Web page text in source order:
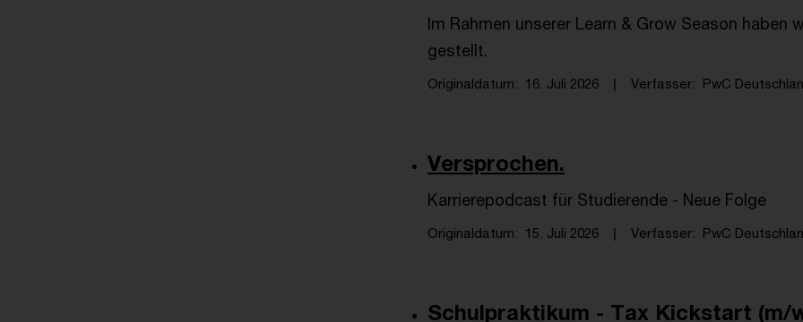
Im Rahmen unserer Learn & Grow Season haben
gestellt.
Originaldatum 16. Juli 2026 Verfasser PwC
Versprochen.
Karrierepodcast für Studierende - Neue Folge
Originaldatum 15. Juli 2026 Verfasser PwC
Schulpraktikum - Tax Kickstart (m/